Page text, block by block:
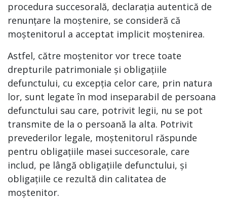
procedura succesorală, declarația autentică de
renunțare la moștenire, se consideră că
moștenitorul a acceptat implicit moștenirea.
Astfel, către moștenitor vor trece toate
drepturile patrimoniale și obligațiile
defunctului, cu excepția celor care, prin natura
lor, sunt legate în mod inseparabil de persoana
defunctului sau care, potrivit legii, nu se pot
transmite de la o persoană la alta. Potrivit
prevederilor legale, moștenitorul răspunde
pentru obligațiile masei succesorale, care
includ, pe lângă obligațiile defunctului, și
obligațiile ce rezultă din calitatea de
moștenitor.